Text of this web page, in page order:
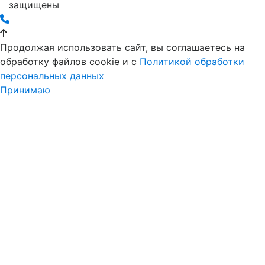
защищены
Продолжая использовать сайт, вы соглашаетесь на
обработку файлов cookie и c Политикой обработки
персональных данных
Принимаю